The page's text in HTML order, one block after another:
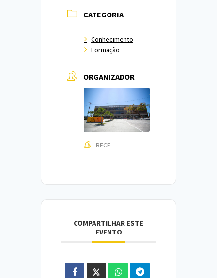
CATEGORIA
Conhecimento
Formação
ORGANIZADOR
BECE
COMPARTILHAR ESTE
EVENTO